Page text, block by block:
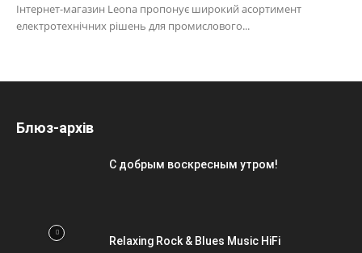
Інтернет-магазин Leona пропонує широкий асортимент
електротехнічних рішень для промислового...
Блюз-архів
С добрым воскресным утром!
Relaxing Rock & Blues Music HiFi